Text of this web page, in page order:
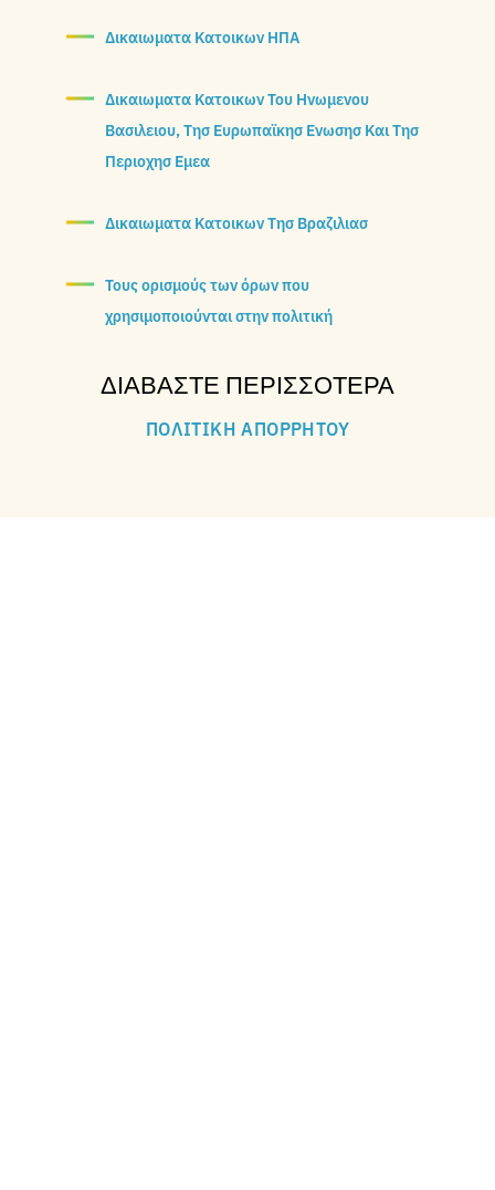
Δικαιωματα Κατοικων ΗΠΑ
Δικαιωματα Κατοικων Του Ηνωμενου
Βασιλειου, Τησ Ευρωπαϊκησ Ενωσησ Και Τησ
Περιοχησ Εμεα
Δικαιωματα Κατοικων Τησ Βραζιλιασ
Τους ορισμούς των όρων που
χρησιμοποιούνται στην πολιτική
ΔΙΑΒΆΣΤΕ ΠΕΡΙΣΣΌΤΕΡΑ
ΠΟΛΙΤΙΚΉ ΑΠΟΡΡΉΤΟΥ